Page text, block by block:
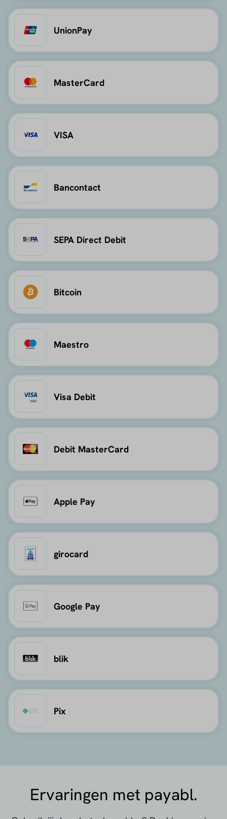
UnionPay
MasterCard
VISA
Bancontact
SEPA Direct Debit
Bitcoin
Maestro
Visa Debit
Debit MasterCard
Apple Pay
girocard
Google Pay
blik
Pix
Ervaringen met payabl.